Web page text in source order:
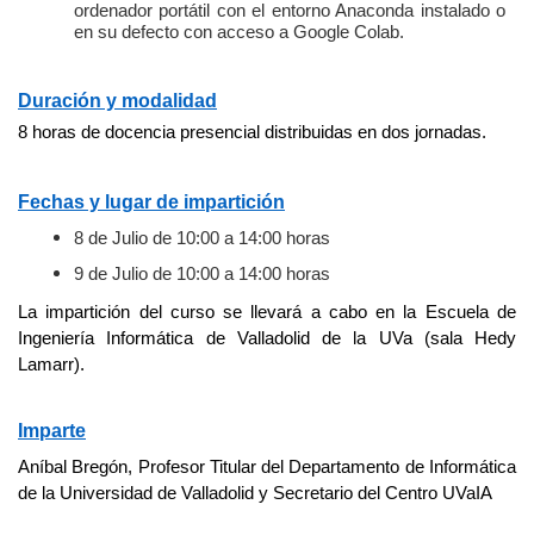
ordenador portátil con el entorno Anaconda instalado o
en su defecto con acceso a Google Colab.
Duración y modalidad
8 horas de docencia presencial distribuidas en dos jornadas.
Fechas y lugar de impartición
8 de Julio de 10:00 a 14:00 horas
9 de Julio de 10:00 a 14:00 horas
La impartición del curso se llevará a cabo en la Escuela de
Ingeniería Informática de Valladolid de la UVa (sala Hedy
Lamarr).
Imparte
Aníbal Bregón, Profesor Titular del Departamento de Informática
de la Universidad de Valladolid y Secretario del Centro UVaIA